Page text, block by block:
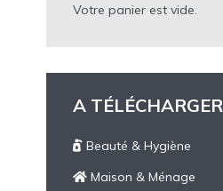
Votre panier est vide.
A TÉLÉCHARGER
Beauté & Hygiène
Maison & Ménage